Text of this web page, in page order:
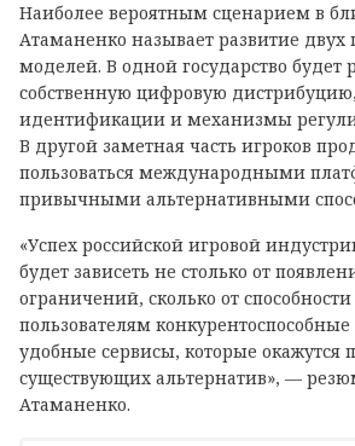
Наиболее вероятным сценарием в
Атаманенко называет развитие
моделей. В одной государство будет
собственную цифровую
идентификации и механизмы
В другой заметная часть игроков
пользоваться международными
привычными альтернативными
«Успех российской игровой
будет зависеть не столько от
ограничений, сколько от
пользователям
удобные сервисы, которые окажутся
существующих альтернатив», —
Атаманенко.